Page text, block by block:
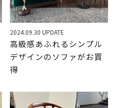
2024.09.30 UPDATE
高級感あふれるシンプル
デザインのソファがお買
得